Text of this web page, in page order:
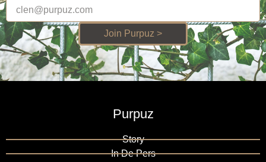
Join Purpuz >
Purpuz
Story
In De Pers